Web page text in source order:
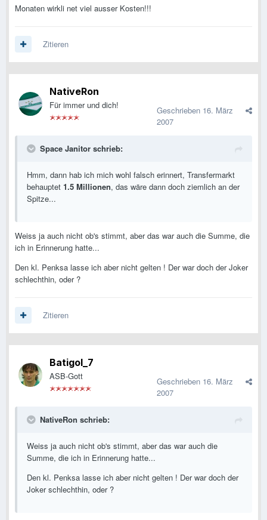
Monaten wirkli net viel ausser Kosten!!!
Zitieren
NativeRon
Für immer und dich! Geschrieben 16. März
2007
Space Janitor schrieb:
Hmm, dann hab ich mich wohl falsch erinnert, Transfermarkt
behauptet 1.5 Millionen, das wäre dann doch ziemlich an der
Spitze...
Weiss ja auch nicht ob's stimmt, aber das war auch die Summe, die
ich in Erinnerung hatte...
Den kl. Penksa lasse ich aber nicht gelten ! Der war doch der Joker
schlechthin, oder ?
Zitieren
Batigol_7
ASB-Gott Geschrieben 16. März
2007
NativeRon schrieb:
Weiss ja auch nicht ob's stimmt, aber das war auch die
Summe, die ich in Erinnerung hatte...
Den kl. Penksa lasse ich aber nicht gelten ! Der war doch der
Joker schlechthin, oder ?